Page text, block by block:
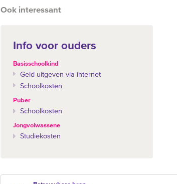
Ook interessant
Info voor ouders
Basisschoolkind
Geld uitgeven via internet
Schoolkosten
Puber
Schoolkosten
Jongvolwassene
Studiekosten